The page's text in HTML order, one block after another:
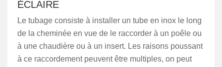
ÉCLAIRE
Le tubage consiste à installer un tube en inox le long
de la cheminée en vue de le raccorder à un poêle ou
à une chaudière ou à un insert. Les raisons poussant
à ce raccordement peuvent être multiples, on peut